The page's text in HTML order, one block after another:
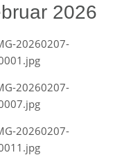
2026